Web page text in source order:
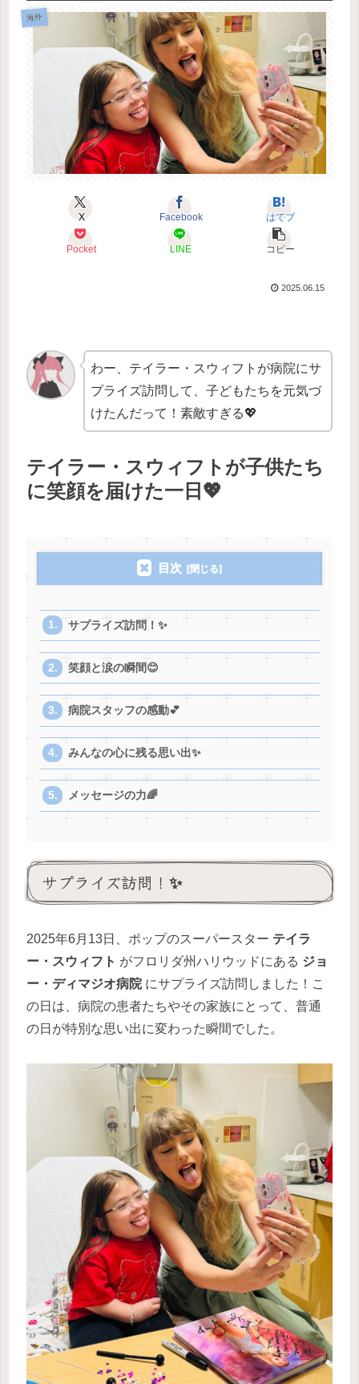
海外
X Facebook はてブ
Pocket LINE コピー
2025.06.15
わー、テイラー・スウィフトが病院にサ
プライズ訪問して、子どもたちを元気づ
けたんだって！素敵すぎる💖
テイラー・スウィフトが子供たち
に笑顔を届けた一日💖
目次
サプライズ訪問！✨
笑顔と涙の瞬間😊
病院スタッフの感動💕
みんなの心に残る思い出✨
メッセージの力🌈
サプライズ訪問！✨
2025年6月13日、ポップのスーパースター テイラ
ー・スウィフト がフロリダ州ハリウッドにある ジョ
ー・ディマジオ病院にサプライズ訪問しました！こ
の日は、病院の患者たちやその家族にとって、普通
の日が特別な思い出に変わった瞬間でした。